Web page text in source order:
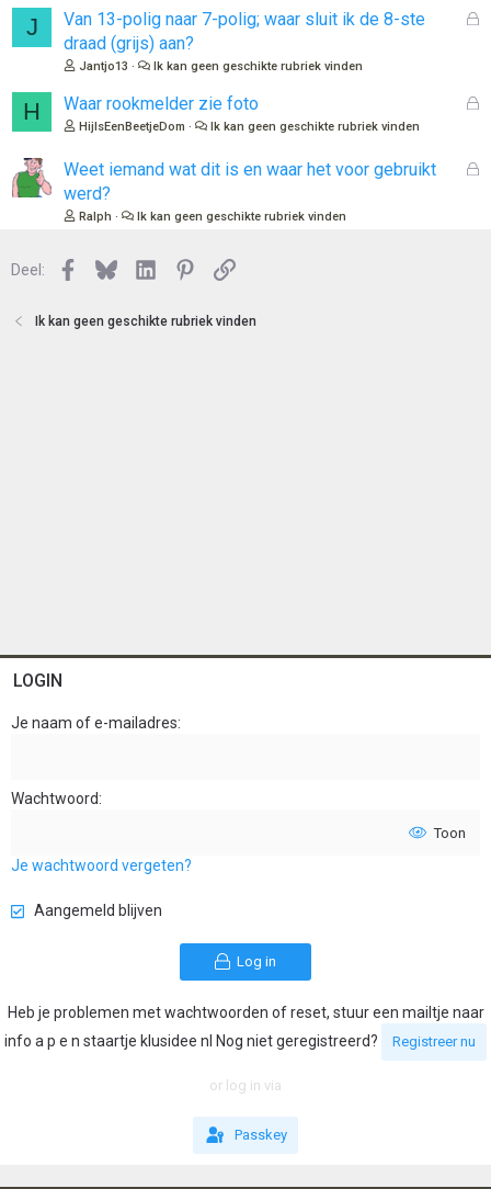
o
J
G
o
Van 13-polig naar 7-polig; waar sluit ik de 8-ste
draad (grijs) aan?
Jantjo13 Ik kan geen geschikte rubriek vinden
H
G
Waar rookmelder zie foto
HijIsEenBeetjeDom Ik kan geen geschikte rubriek vinden
G
Weet iemand wat dit is en waar het voor gebruikt
werd?
Ralph Ik kan geen geschikte rubriek vinden
Deel: Facebook
BlueskyLinkedInPinterest
Link
Ik kan geen geschikte rubriek vinden
LOGIN
Je naam of e-mailadres
Wachtwoord
Toon
Je wachtwoord vergeten?
Aangemeld blijven
Log in
Heb je problemen met wachtwoorden of reset, stuur een mailtje naar
info a p e n staartje klusidee nl Nog niet geregistreerd?
Registreer nu
or log in via
Passkey